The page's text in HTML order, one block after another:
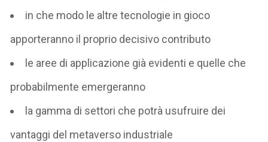
in che modo le altre tecnologie in gioco
apporteranno il proprio decisivo contributo
le aree di applicazione già evidenti e quelle che
probabilmente emergeranno
la gamma di settori che potrà usufruire dei
vantaggi del metaverso industriale